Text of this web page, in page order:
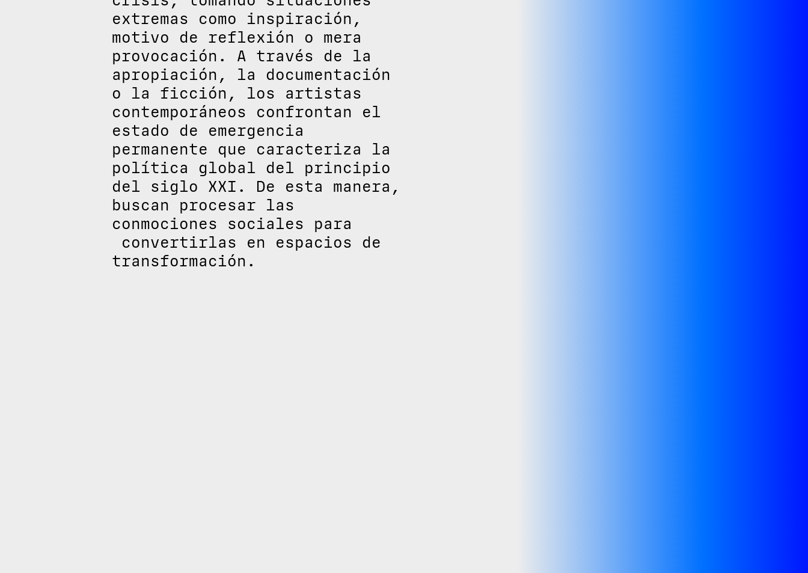
extremas como inspiración,
motivo de reflexión o mera
provocación. A través de la
apropiación, la documentación
o la ficción, los artistas
contemporáneos confrontan el
estado de emergencia
permanente que caracteriza la
política global del principio
del siglo XXI. De esta manera,
buscan procesar las
conmociones sociales para
convertirlas en espacios de
transformación.